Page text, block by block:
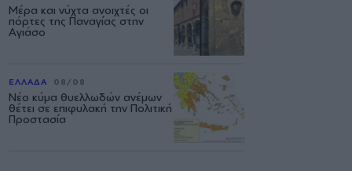
Μέρα και νύχτα ανοιχτές οι
πόρτες της Παναγίας στην
Αγιάσο
ΕΛΛΑΔΑ 08/08
Νέο κύμα θυελλωδών ανέμων
θέτει σε επιφυλακή την Πολιτική
Προστασία